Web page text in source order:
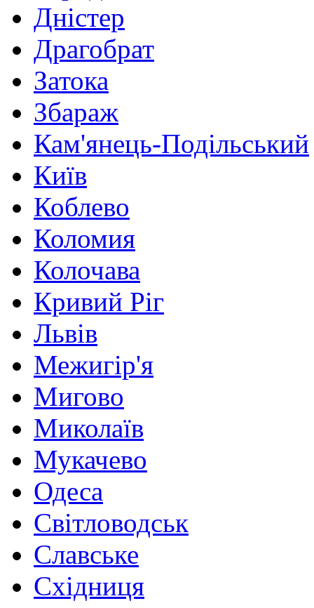
Дністер
Драгобрат
Затока
Збараж
Кам'янець-Подільський
Київ
Коблево
Коломия
Колочава
Кривий Ріг
Львів
Межигір'я
Мигово
Миколаїв
Мукачево
Одеса
Світловодськ
Славське
Східниця